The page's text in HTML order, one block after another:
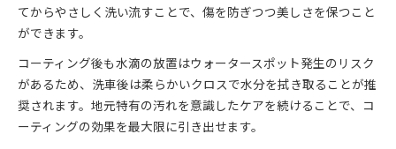
てからやさしく洗い流すことで、傷を防ぎつつ美しさを保つこと
ができます。
コーティング後も水滴の放置はウォータースポット発生のリスク
があるため、洗車後は柔らかいクロスで水分を拭き取ることが推
奨されます。地元特有の汚れを意識したケアを続けることで、コ
ーティングの効果を最大限に引き出せます。